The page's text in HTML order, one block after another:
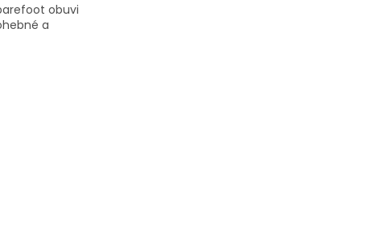
obuvi
a